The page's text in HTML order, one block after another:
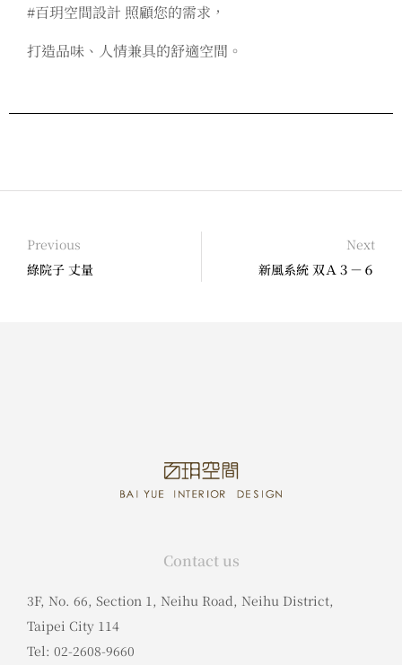
#百玥空間設計 照顧您的需求，
打造品味、人情兼具的舒適空間。
Previous
綠院子 丈量
Next
新風系統 双Ａ３－６
Contact us
3F, No. 66, Section 1, Neihu Road, Neihu District,
Taipei City 114
Tel: 02-2608-9660